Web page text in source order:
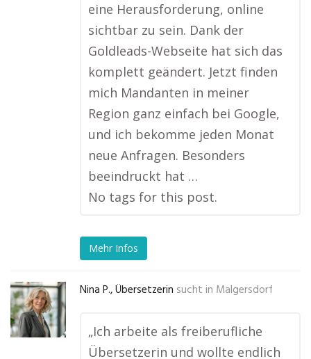
eine Herausforderung, online
sichtbar zu sein. Dank der
Goldleads-Webseite hat sich das
komplett geändert. Jetzt finden
mich Mandanten in meiner
Region ganz einfach bei Google,
und ich bekomme jeden Monat
neue Anfragen. Besonders
beeindruckt hat …
No tags for this post.
Mehr Infos
Nina P., Übersetzerin sucht in Malgersdorf
„Ich arbeite als freiberufliche
Übersetzerin und wollte endlich